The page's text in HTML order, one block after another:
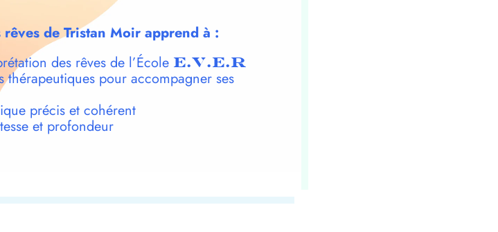
de Tristan Moir apprend à :
des rêves de l’École E.V.E.R
thérapeutiques pour accompagner ses
précis et cohérent
et profondeur